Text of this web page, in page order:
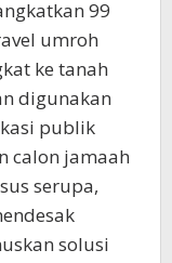
99
umroh
ke tanah
digunakan
publik
calon jamaah
serupa,
solusi